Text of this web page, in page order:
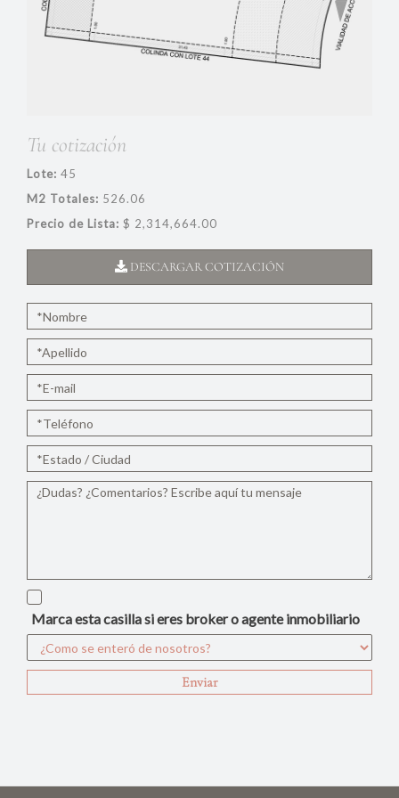
Tu cotización
Lote: 45
M2 Totales: 526.06
Precio de Lista: $ 2,314,664.00
DESCARGAR COTIZACIÓN
Marca esta casilla si eres broker o agente inmobiliario
Enviar